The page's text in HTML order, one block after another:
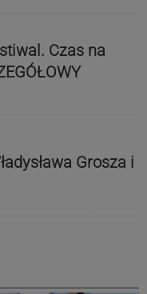
Czas na
Grosza i